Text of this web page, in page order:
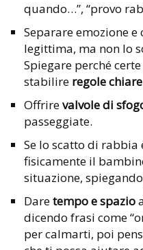
quando…”, “provo
Separare emozione
legittima, ma non lo
Spiegare perché
stabilire regole chiare
Offrirevalvole di
passeggiate.
Se lo scatto di
fisicamente il
situazione,
Daretempo e spazio
dicendo frasi come
per calmarti, poi